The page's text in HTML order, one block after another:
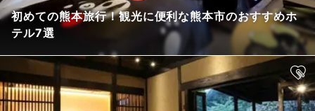
初めての熊本旅行！観光に便利な熊本市のおすすめホ
テル7選